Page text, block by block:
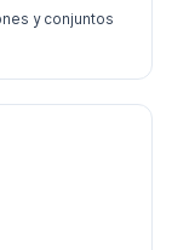
y conjuntos